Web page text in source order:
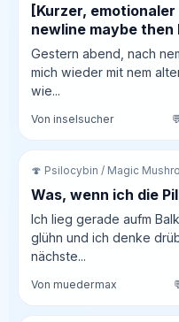
[Kurzer,
newline maybe then
Gestern abend, nach
mich wieder mit nem
wie...
Von inselsucher
🍄 Psilocybin / Magic
Was, wenn ich die
Ich lieg gerade aufm
glühn und ich denke
nächste...
Von muedermax